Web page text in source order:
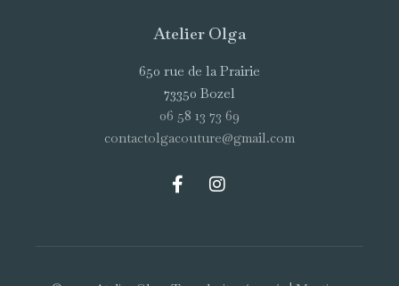
Atelier Olga
650 rue de la Prairie
73350 Bozel
06 58 13 73 69
contactolgacouture@gmail.com